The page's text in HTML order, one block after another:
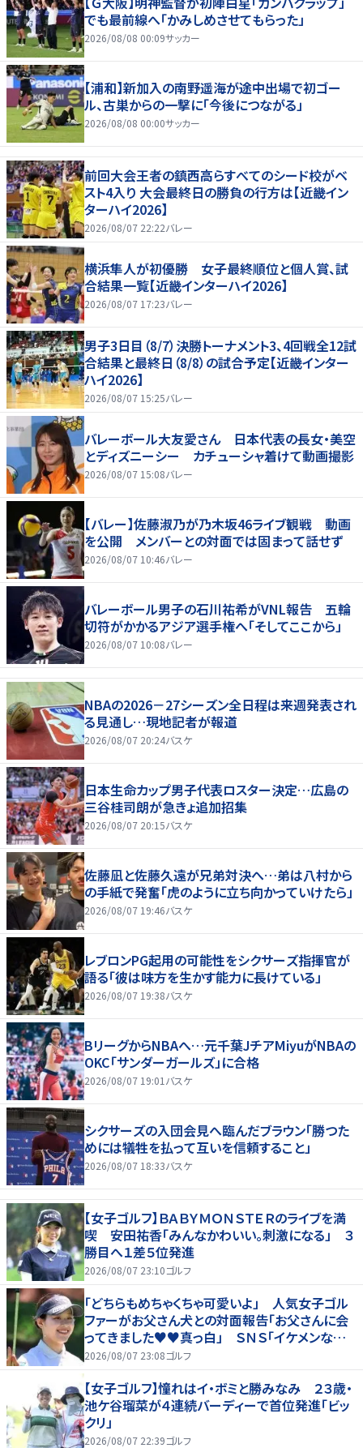
でも最前線へ「かみしめさせてもらった」
2026/08/08 00:09サッカー
【浦和】新加入の南野遥海が途中出場で初ゴー
ル、古巣からの一撃に「今後につながる」
2026/08/08 00:00サッカー
前回大会王者の鎮西高らすべてのシード校がベ
スト4入り 大会最終日の勝負の行方は【近畿イン
ターハイ2026】
2026/08/07 22:22バレー
横浜隼人が初優勝 女子最終順位と個人賞、試
合結果一覧【近畿インターハイ2026】
2026/08/07 17:23バレー
男子3日目（8/7）決勝トーナメント3、4回戦全12試
合結果と最終日（8/8）の試合予定【近畿インター
ハイ2026】
2026/08/07 15:25バレー
バレーボール大友愛さん 日本代表の長女・美空
とディズニーシー カチューシャ着けて動画撮影
2026/08/07 15:08バレー
【バレー】佐藤淑乃が乃木坂46ライブ観戦 動画
を公開 メンバーとの対面では固まって話せず
2026/08/07 10:46バレー
バレーボール男子の石川祐希がVNL報告 五輪
切符がかかるアジア選手権へ「そしてここから」
2026/08/07 10:08バレー
NBAの2026－27シーズン全日程は来週発表され
る見通し…現地記者が報道
2026/08/07 20:24バスケ
日本生命カップ男子代表ロスター決定…広島の
三谷桂司朗が急きょ追加招集
2026/08/07 20:15バスケ
佐藤凪と佐藤久遠が兄弟対決へ…弟は八村から
の手紙で発奮「虎のように立ち向かっていけたら」
2026/08/07 19:46バスケ
レブロンPG起用の可能性をシクサーズ指揮官が
語る「彼は味方を生かす能力に長けている」
2026/08/07 19:38バスケ
BリーグからNBAへ…元千葉JチアMiyuがNBAの
OKC「サンダーガールズ」に合格
2026/08/07 19:01 バスケ
シクサーズの入団会見へ臨んだブラウン「勝つた
めには犠牲を払って互いを信頼すること」
2026/08/07 18:33バスケ
【女子ゴルフ】ＢＡＢＹＭＯＮＳＴＥＲのライブを満
喫 安田祐香「みんなかわいい。刺激になる」 ３
勝目へ１差５位発進
2026/08/07 23:10ゴルフ
「どちらもめちゃくちゃ可愛いよ」 人気女子ゴル
ファーがお父さん犬との対面報告「お父さんに会
ってきました♥♥真っ白」 ＳＮＳ「イケメンなお
父さん」「白戸家入りするんですか？」
2026/08/07 23:08ゴルフ
【女子ゴルフ】憧れはイ・ボミと勝みなみ ２３歳・
池ケ谷瑠菜が４連続バーディーで首位発進「ビッ
クリ」
2026/08/07 22:39ゴルフ